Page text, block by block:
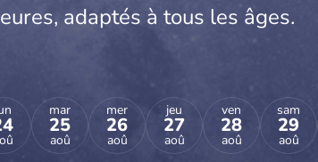
adaptés à tous les âges.
mar
25
aoû
mer
26
aoû
jeu
27
aoû
ven
28
aoû
sam
29
aoû